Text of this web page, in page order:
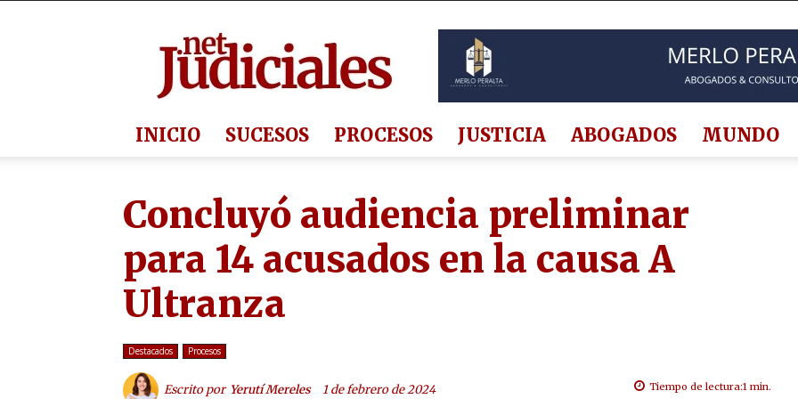
INICIO SUCESOS PROCESOS JUSTICIA ABOGADOS MUNDO
Concluyó audiencia preliminar
para 14 acusados en la causa A
Ultranza
Destacados Procesos
Escrito por Yerutí Mereles 1 de febrero de 2024 Tiempo de lectura:1 min.